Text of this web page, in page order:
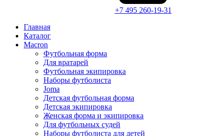
+7 495 260-19-31
Главная
Каталог
Macron
Футбольная форма
Для вратарей
Футбольная экипировка
Наборы футболиста
Joma
Детская футбольная форма
Детская экипировка
Женская форма и экипировка
Для футбольных судей
Наборы футболиста для детей